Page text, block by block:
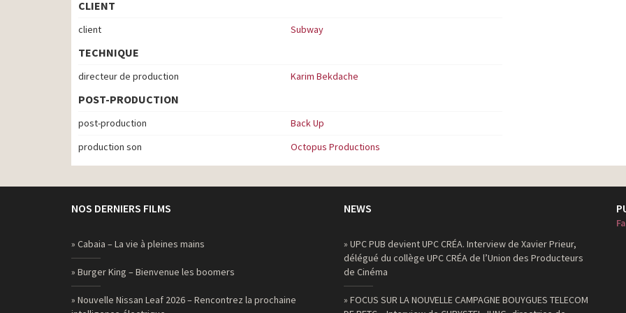
CLIENT
client Subway
TECHNIQUE
directeur de production Karim Bekdache
POST-PRODUCTION
post-production
Back Up
production son
Octopus Productions
NOS DERNIERS FILMS
» Cabaia – La vie à pleines mains
» Burger King – Bienvenue les boomers
» Nouvelle Nissan Leaf 2026 – Rencontrez la prochaine
NEWS
» UPC PUB devient UPC CRÉA. Interview de Xavier Prieur,
délégué du collège UPC CRÉA de l’Union des Producteurs
de Cinéma
» FOCUS SUR LA NOUVELLE CAMPAGNE BOUYGUES TELECOM